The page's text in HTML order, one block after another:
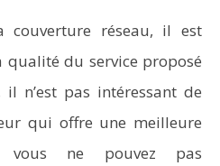
réseau, il est
du service proposé
n’est pas intéressant de
qui offre une meilleure
vous ne pouvez pas